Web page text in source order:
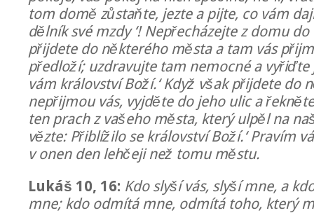
tom domě zůstaňte, jezte a pijte, co vám
dělník své mzdy ‘! Nepřecházejte z domu
přijdete do některého města a tam vás
předloží; uzdravujte tam nemocné a vyřiďte
vám království Boží.‘ Když však přijdete do
nepřijmou vás, vyjděte do jeho ulic a
ten prach z vašeho města, který ulpěl na
vězte: Přiblížilo se království Boží.‘ Pravím
v onen den lehčeji než tomu městu.
Lukáš 10, 16: Kdo slyší vás, slyší mne, a
mne; kdo odmítá mne, odmítá toho, který